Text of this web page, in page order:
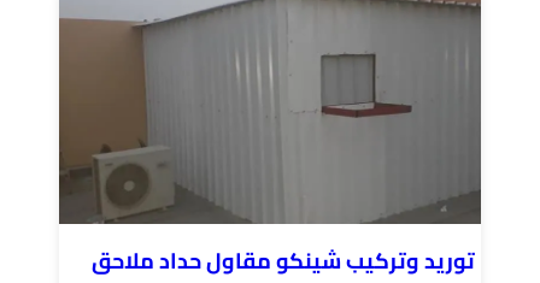
توريد وتركيب شينكو مقاول حداد ملاحق